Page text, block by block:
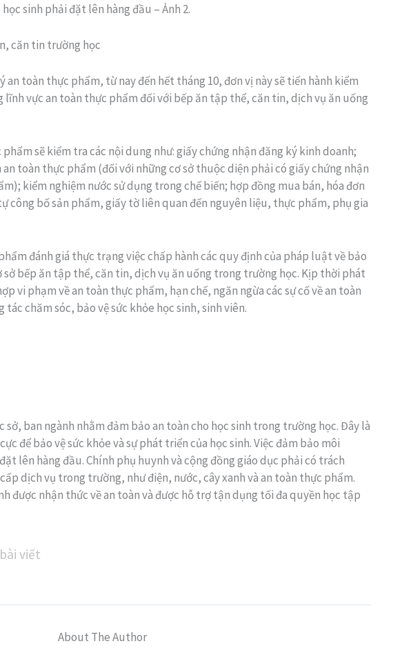
sinh phải đặt lên hàng đầu – Ảnh 2.
căn tin trường học
toàn thực phẩm, từ nay đến hết tháng 10, đơn vị này sẽ tiến hành kiểm
vực an toàn thực phẩm đối với bếp ăn tập thể, căn tin, dịch vụ ăn uống
sẽ kiểm tra các nội dung như: giấy chứng nhận đăng ký kinh doanh;
toàn thực phẩm (đối với những cơ sở thuộc diện phải có giấy chứng nhận
kiểm nghiệm nước sử dụng trong chế biến; hợp đồng mua bán, hóa đơn
công bố sản phẩm, giấy tờ liên quan đến nguyên liệu, thực phẩm, phụ gia
đánh giá thực trạng việc chấp hành các quy định của pháp luật về bảo
sở bếp ăn tập thể, căn tin, dịch vụ ăn uống trong trường học. Kịp thời phát
vi phạm về an toàn thực phẩm, hạn chế, ngăn ngừa các sự cố về an toàn
chăm sóc, bảo vệ sức khỏe học sinh, sinh viên.
sở, ban ngành nhằm đảm bảo an toàn cho học sinh trong trường học. Đây là
để bảo vệ sức khỏe và sự phát triển của học sinh. Việc đảm bảo môi
lên hàng đầu. Chính phụ huynh và cộng đồng giáo dục phải có trách
dịch vụ trong trường, như điện, nước, cây xanh và an toàn thực phẩm.
được nhận thức về an toàn và được hỗ trợ tận dụng tối đa quyền học tập
viết
About The Author